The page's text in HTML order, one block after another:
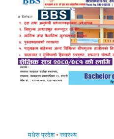
मधेस प्रदेश • स्वास्थ्य